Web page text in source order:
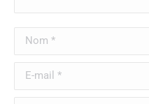
Nom *
E-mail *